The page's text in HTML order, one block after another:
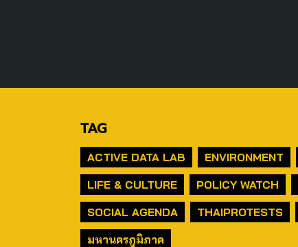
TAG
ACTIVE DATA LAB ENVIRONMENT
LIFE & CULTURE
POLICY WATCH
SOCIAL AGENDA
THAIPROTESTS
มหานครภูมิภาค